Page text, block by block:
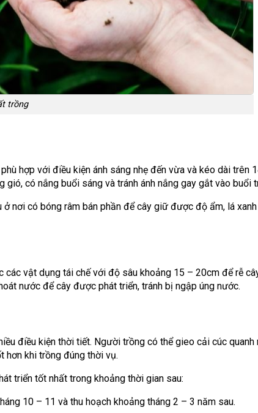
trồng
hợp với điều kiện ánh sáng nhẹ đến vừa và kéo dài trên
có nắng buổi sáng và tránh ánh nắng gay gắt vào buổi
nơi có bóng râm bán phần để cây giữ được độ ẩm, lá
các vật dụng tái chế với độ sâu khoảng 15 – 20cm để rễ
nước để cây được phát triển, tránh bị ngập úng nước.
điều kiện thời tiết. Người trồng có thể gieo cải cúc quanh
hơn khi trồng đúng thời vụ.
triển tốt nhất trong khoảng thời gian sau:
10 – 11 và thu hoạch khoảng tháng 2 – 3 năm sau.